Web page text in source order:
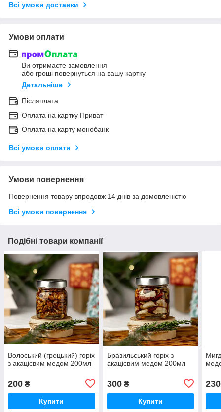
Всі умови доставки
Умови оплати
Ви отримаєте замовлення
або гроші повернуться на вашу картку
Детальніше
Післяплата
Оплата на картку Приват
Оплата на карту монобанк
Всі умови оплати
Умови повернення
Повернення товару впродовж 14 днів за домовленістю
Всі умови повернення
Подібні товари компанії
Волоський (грецький) горіх
з акацієвим медом 200мл
200 ₴
Купити
Бразильський горіх з
акацієвим медом 200мл
300₴
Купити
230